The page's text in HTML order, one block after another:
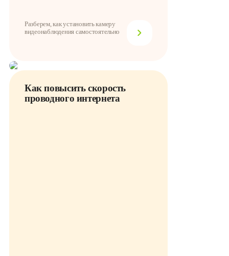
Разберем, как установить камеру
видеонаблюдения самостоятельно
Как повысить скорость
проводного интернета